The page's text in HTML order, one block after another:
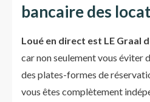
bancaire des
Loué en direct est LE Graal
car non seulement vous éviter
des plates-formes de
vous êtes complètement